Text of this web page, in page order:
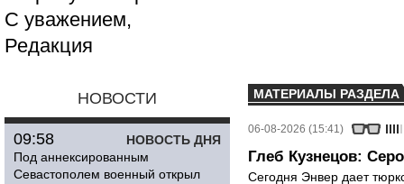
С уважением,
Редакция
НОВОСТИ
НОВОСТЬ ДНЯ
09:58
Под аннексированным
Севастополем военный открыл
МАТЕРИАЛЫ РАЗДЕЛА
06-08-2026 (15:41)
Глеб Кузнецов:
Сегодня Энвер дает